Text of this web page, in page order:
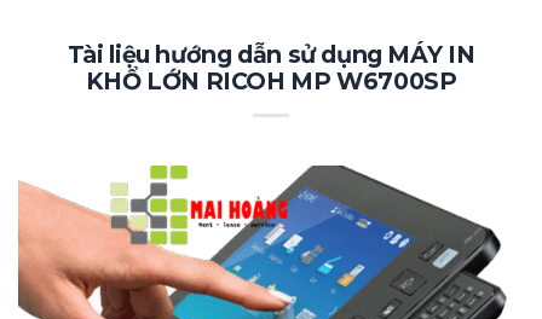
Tài liệu hướng dẫn sử dụng MÁY IN
KHỔ LỚN RICOH MP W6700SP